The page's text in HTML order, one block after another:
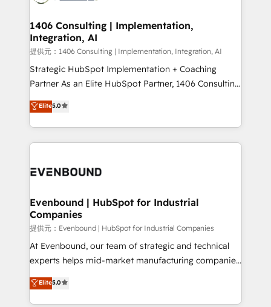
allowing companies to optimize processes and meet
the needs of the customer. We are part of Impresoft
Group, a group of specialized and complementary
companies that divide their offer into 4
Competence Centers: Smart Manufacturing,
The synergies generated by these integrations,
together with the combination of talents, skills,
to accompany companies on their digital
1406 Consulting | Implementation,
Integration, AI
提供元：1406 Consulting | Implementation, Integration, AI
Strategic HubSpot Implementation + Coaching
Partner As an Elite HubSpot Partner, 1406 Consulting
helps mid-market revenue teams transform how
they sell, market, and serve. We don't just build your
HubSpot—we teach your team to own it, then stay
to help you keep winning. What We Do ⚙️ CRM
Data & Content 📈 Sales & Marketing Alignment +
Agent Creation 🔄 Custom Integrations & Data
Migration Why 1406 We become part of your team.
Your team learns while we build. We fix what others
broke. Built for mid-market reality—practical
solutions that work with your actual headcount and
HubSpot partners 🔄 Top 5% globally in client
retention 📅 8+ years of consistent results since 2017
Elite5.0
Evenbound | HubSpot for Industrial
Companies
提供元：Evenbound | HubSpot for Industrial Companies
At Evenbound, our team of strategic and technical
experts helps mid-market manufacturing companies
achieve real growth. We specialize in delivering
tailored solutions that drive results by leveraging
HubSpot’s platform and data to fuel success.
Elite5.0